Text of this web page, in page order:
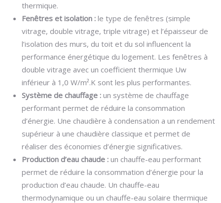
thermique.
Fenêtres et isolation : le type de fenêtres (simple
vitrage, double vitrage, triple vitrage) et l’épaisseur de
l’isolation des murs, du toit et du sol influencent la
performance énergétique du logement. Les fenêtres à
double vitrage avec un coefficient thermique Uw
inférieur à 1,0 W/m².K sont les plus performantes.
Système de chauffage : un système de chauffage
performant permet de réduire la consommation
d’énergie. Une chaudière à condensation a un rendement
supérieur à une chaudière classique et permet de
réaliser des économies d’énergie significatives.
Production d’eau chaude : un chauffe-eau performant
permet de réduire la consommation d’énergie pour la
production d’eau chaude. Un chauffe-eau
thermodynamique ou un chauffe-eau solaire thermique